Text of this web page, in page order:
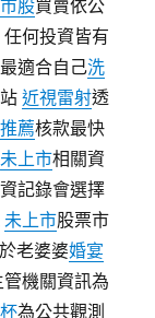
股買賣依公
何投資皆有
適合自己洗
站近視雷射透
薦核款最快
未上市相關資
記錄會選擇
未上市股票市
老婆婆婚宴
機關資訊為
為公共觀測